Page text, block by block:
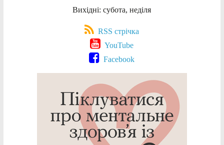
Вихідні: субота, неділя
RSS стрічка
YouTube
Facebook